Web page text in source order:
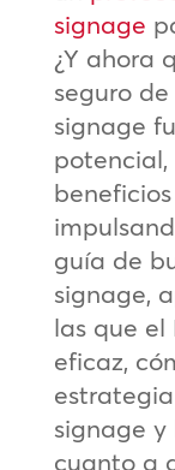
signage
¿Y ahora
seguro
signage
guía de
signage,
las que
eficaz,
signage y
cuanto a